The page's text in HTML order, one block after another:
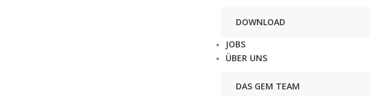
DOWNLOAD
JOBS
ÜBER UNS
DAS GEM TEAM